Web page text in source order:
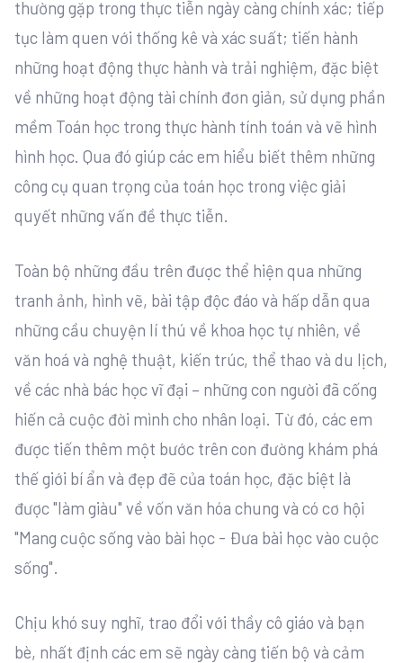
thường gặp trong thực tiễn ngày càng chính xác; tiếp
tục làm quen với thống kê và xác suất; tiến hành
những hoạt động thực hành và trải nghiệm, đặc biệt
về những hoạt động tài chính đơn giản, sử dụng phần
mềm Toán học trong thực hành tính toán và vẽ hình
hình học. Qua đó giúp các em hiểu biết thêm những
công cụ quan trọng của toán học trong việc giải
quyết những vấn đề thực tiễn.
Toàn bộ những đầu trên được thể hiện qua những
tranh ảnh, hình vẽ, bài tập độc đáo và hấp dẫn qua
những cầu chuyện lí thú về khoa học tự nhiên, về
văn hoá và nghệ thuật, kiến trúc, thể thao và du lịch,
về các nhà bác học vĩ đại – những con người đã cống
hiến cả cuộc đời mình cho nhân loại. Từ đó, các em
được tiến thêm một bước trên con đường khám phá
thế giới bí ẩn và đẹp đẽ của toán học, đặc biệt là
được "làm giàu" về vốn văn hóa chung và có cơ hội
"Mang cuộc sống vào bài học - Đưa bài học vào cuộc
sống".
Chịu khó suy nghĩ, trao đổi với thầy cô giáo và bạn
bè, nhất định các em sẽ ngày càng tiến bộ và cảm